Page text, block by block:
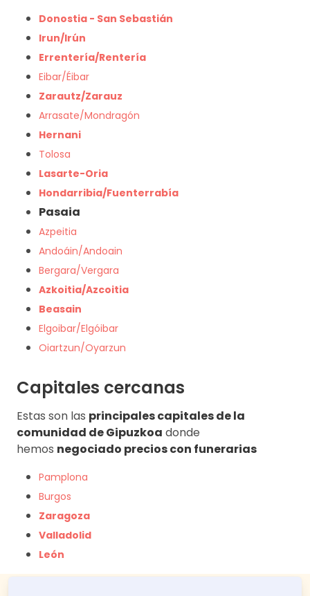
Donostia - San Sebastián
Irun/Irún
Errentería/Rentería
Eibar/Éibar
Zarautz/Zarauz
Arrasate/Mondragón
Hernani
Tolosa
Lasarte-Oria
Hondarribia/Fuenterrabía
Pasaia
Azpeitia
Andoáin/Andoain
Bergara/Vergara
Azkoitia/Azcoitia
Beasain
Elgoibar/Elgóibar
Oiartzun/Oyarzun
Capitales cercanas
Estas son las principales capitales de la
comunidad de Gipuzkoa donde
hemos negociado precios con funerarias
Pamplona
Burgos
Zaragoza
Valladolid
León